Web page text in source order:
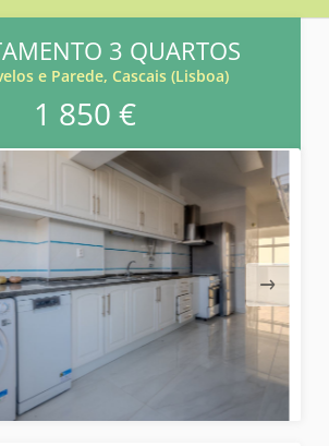
3 QUARTOS
e Parede, Cascais (Lisboa)
1 850 €